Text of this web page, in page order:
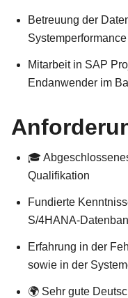
Betreuung der
Systemperformance
Mitarbeit in SAP
Endanwender im
🎓
Qualifikation
Fundierte
S/4HANA-
Erfahrung in der
sowie in der
🌍 Sehr gute